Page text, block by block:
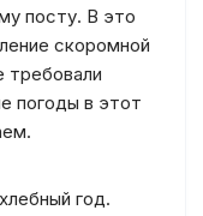
посту. В это
скоромной
погоды в этот
год.